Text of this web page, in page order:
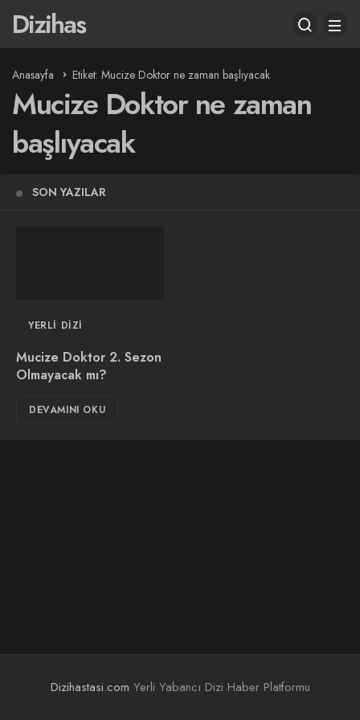
Dizihas
Anasayfa Etiket: Mucize Doktor ne zaman başlıyacak
Mucize Doktor ne zaman
başlıyacak
SON YAZILAR
YERLI DIZI
Mucize Doktor 2. Sezon
Olmayacak mı?
DEVAMINI OKU
Dizihastasi.com Yerli Yabancı Dizi Haber Platformu